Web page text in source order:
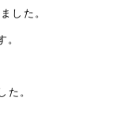
した。
。
た。